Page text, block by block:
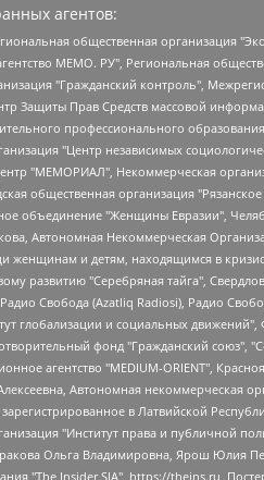
агентов:
квалификации) специалистов "АКАДЕМИЯ ПО ПРАВАМ ЧЕЛОВЕКА", Свердловская региональная общественная организация "Сутяжник", Автономная некоммерческая организация "Центр независимых социологических исследований", Союз общественных объединений "Российский исследовательский центр по правам человека", Региональное общественное учреждение научно-информационный центр "МЕМОРИАЛ", Некоммерческая организация "Фонд защиты гласности", Автономная некоммерческая организация "Институт прав человека", Городская общественная организация "Екатеринбургское общество "МЕМОРИАЛ", Городская общественная организация "Рязанское историко-просветительское и правозащитное общество "Мемориал" (Рязанский Мемориал), Челябинский региональный орган общественной самодеятельности – женское общественное объединение "Женщины Евразии", Челябинский региональный орган общественной самодеятельности "Уральская правозащитная группа", Фонд содействия защите здоровья и социальной справедливости имени Андрея Рылькова, Автономная Некоммерческая Организация "Аналитический Центр Юрия Левады", Автономная некоммерческая организация социальной поддержки населения "Проект Апрель", Региональная общественная организация помощи женщинам и детям, находящимся в кризисной ситуации "Информационно-методический центр "Анна", Фонд содействия развитию массовых коммуникаций и правовому просвещению "Так-так-Так", Фонд содействия устойчивому развитию "Серебряная тайга", Свердловский региональный общественный фонд социальных проектов "Новое время", "Idel.Реалии", Кавказ.Реалии, Крым.Реалии, Телеканал Настоящее Время, Татаро-башкирская служба Радио Свобода (Azatliq Radiosi), Радио Свободная Европа/Радио Свобода (PCE/PC), "Сибирь.Реалии", "Фактограф", Благотворительный фонд помощи осужденным и их семьям, Автономная некоммерческая организация